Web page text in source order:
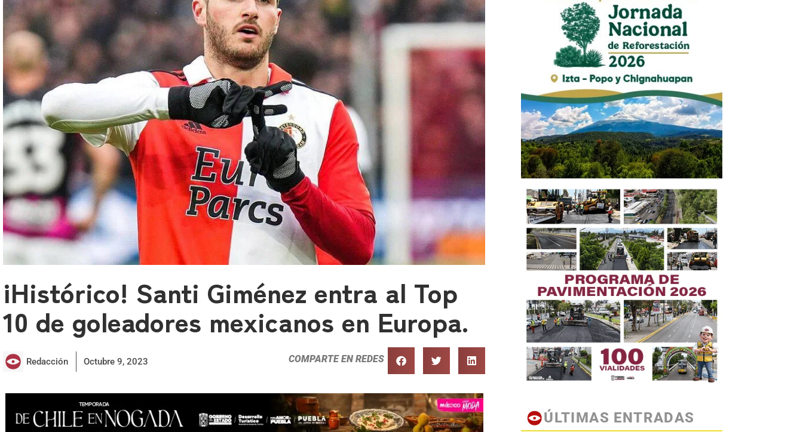
¡Histórico! Santi Giménez entra al Top
10 de goleadores mexicanos en Europa.
Redacción Octubre 9, 2023 COMPARTE EN REDES
ÚLTIMAS ENTRADAS